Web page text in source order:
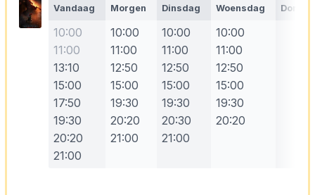
Vandaag Morgen Dinsdag Woensdag
10:00
11:00
13:10
15:00
17:50
19:30
20:20
21:00
10:00
11:00
12:50
15:00
19:30
20:20
21:00
10:00
11:00
12:50
15:00
19:30
20:30
21:00
10:00
11:00
12:50
15:00
19:30
20:20